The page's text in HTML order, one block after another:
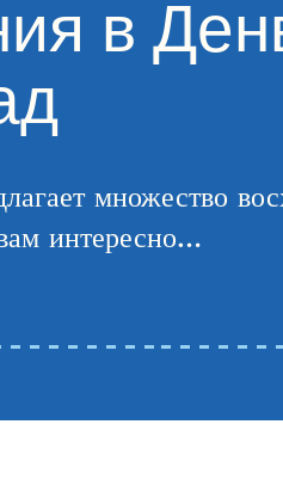
в
множество
интересно…